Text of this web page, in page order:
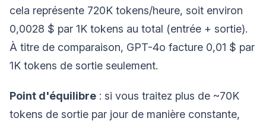
cela représente 720K tokens/heure, soit environ
0,0028 $ par 1K tokens au total (entrée + sortie).
À titre de comparaison, GPT-4o facture 0,01 $ par
1K tokens de sortie seulement.
Point d'équilibre : si vous traitez plus de ~70K
tokens de sortie par jour de manière constante,